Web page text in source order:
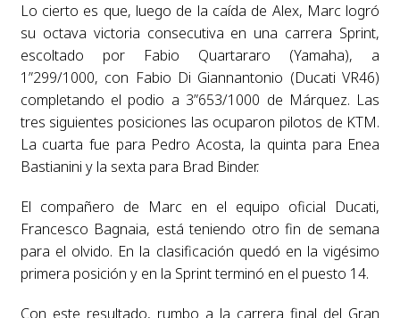
Lo cierto es que, luego de la caída de Alex, Marc logró
su octava victoria consecutiva en una carrera Sprint,
escoltado por Fabio Quartararo (Yamaha), a
1”299/1000, con Fabio Di Giannantonio (Ducati VR46)
completando el podio a 3”653/1000 de Márquez. Las
tres siguientes posiciones las ocuparon pilotos de KTM.
La cuarta fue para Pedro Acosta, la quinta para Enea
Bastianini y la sexta para Brad Binder.
El compañero de Marc en el equipo oficial Ducati,
Francesco Bagnaia, está teniendo otro fin de semana
para el olvido. En la clasificación quedó en la vigésimo
primera posición y en la Sprint terminó en el puesto 14.
Con este resultado, rumbo a la carrera final del Gran